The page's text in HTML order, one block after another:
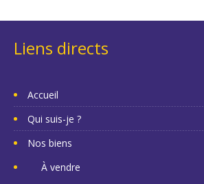
Liens directs
Accueil
Qui suis-je ?
Nos biens
À vendre